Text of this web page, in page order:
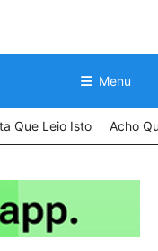
Menu
Que Leio Isto Acho